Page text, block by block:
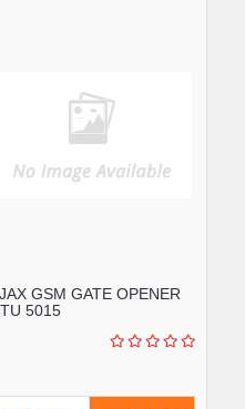
GSM GATE OPENER
5015